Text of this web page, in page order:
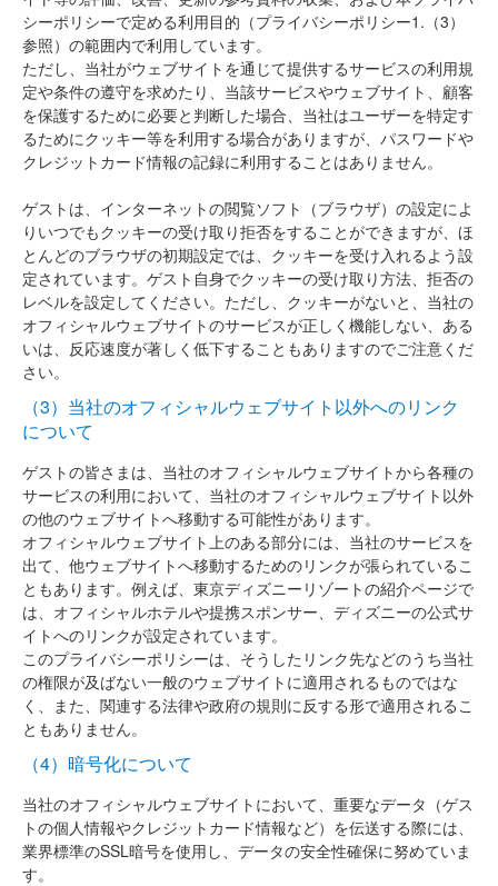
シーポリシーで定める利用目的（プライバシーポリシー1.（3）
参照）の範囲内で利用しています。
ただし、当社がウェブサイトを通じて提供するサービスの利用規
定や条件の遵守を求めたり、当該サービスやウェブサイト、顧客
を保護するために必要と判断した場合、当社はユーザーを特定す
るためにクッキー等を利用する場合がありますが、パスワードや
クレジットカード情報の記録に利用することはありません。
ゲストは、インターネットの閲覧ソフト（ブラウザ）の設定によ
りいつでもクッキーの受け取り拒否をすることができますが、ほ
とんどのブラウザの初期設定では、クッキーを受け入れるよう設
定されています。ゲスト自身でクッキーの受け取り方法、拒否の
レベルを設定してください。ただし、クッキーがないと、当社の
オフィシャルウェブサイトのサービスが正しく機能しない、ある
いは、反応速度が著しく低下することもありますのでご注意くだ
さい。
（3）当社のオフィシャルウェブサイト以外へのリンク
について
ゲストの皆さまは、当社のオフィシャルウェブサイトから各種の
サービスの利用において、当社のオフィシャルウェブサイト以外
の他のウェブサイトへ移動する可能性があります。
オフィシャルウェブサイト上のある部分には、当社のサービスを
出て、他ウェブサイトへ移動するためのリンクが張られているこ
ともあります。例えば、東京ディズニーリゾートの紹介ページで
は、オフィシャルホテルや提携スポンサー、ディズニーの公式サ
イトへのリンクが設定されています。
このプライバシーポリシーは、そうしたリンク先などのうち当社
の権限が及ばない一般のウェブサイトに適用されるものではな
く、また、関連する法律や政府の規則に反する形で適用されるこ
ともありません。
（4）暗号化について
当社のオフィシャルウェブサイトにおいて、重要なデータ（ゲス
トの個人情報やクレジットカード情報など）を伝送する際には、
業界標準のSSL暗号を使用し、データの安全性確保に努めていま
す。